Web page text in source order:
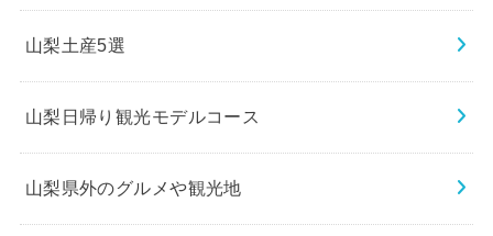
山梨土産5選
山梨日帰り観光モデルコース
山梨県外のグルメや観光地